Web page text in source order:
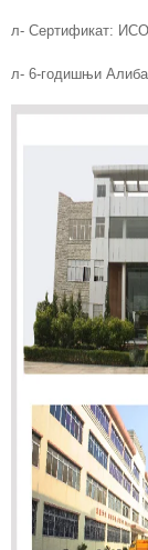
л- Сертификат:
л- 6-годишњи